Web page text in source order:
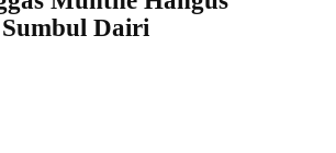
Dairi